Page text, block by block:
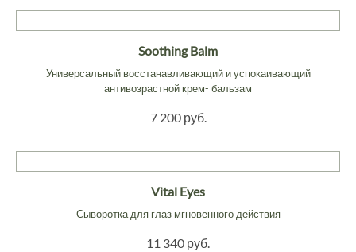
Soothing Balm
Универсальный восстанавливающий и успокаивающий
антивозрастной крем- бальзам
7 200 руб.
Vital Eyes
Сыворотка для глаз мгновенного действия
11 340 руб.